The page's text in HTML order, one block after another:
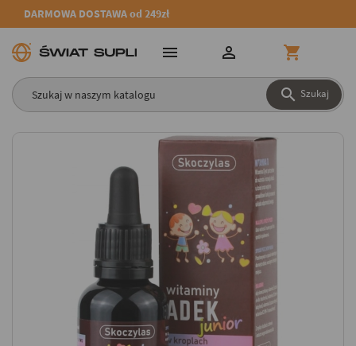
DARMOWA DOSTAWA od 249zł
 Szukaj
  